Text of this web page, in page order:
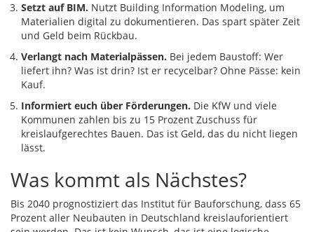
Setzt auf BIM. Nutzt Building Information Modeling, um
Materialien digital zu dokumentieren. Das spart später Zeit
und Geld beim Rückbau.
Verlangt nach Materialpässen. Bei jedem Baustoff: Wer
liefert ihn? Was ist drin? Ist er recycelbar? Ohne Pässe: kein
Kauf.
Informiert euch über Förderungen. Die KfW und viele
Kommunen zahlen bis zu 15 Prozent Zuschuss für
kreislaufgerechtes Bauen. Das ist Geld, das du nicht liegen
lässt.
Was kommt als Nächstes?
Bis 2040 prognostiziert das Institut für Bauforschung, dass 65
Prozent aller Neubauten in Deutschland kreislauforientiert